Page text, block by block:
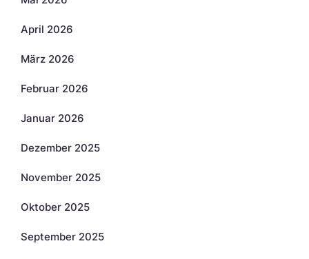
April 2026
März 2026
Februar 2026
Januar 2026
Dezember 2025
November 2025
Oktober 2025
September 2025